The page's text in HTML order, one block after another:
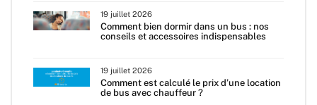
19 juillet 2026
Comment bien dormir dans un bus : nos
conseils et accessoires indispensables
19 juillet 2026
Comment est calculé le prix d’une location
de bus avec chauffeur ?